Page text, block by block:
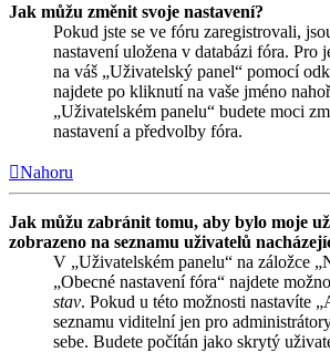
Jak můžu změnit svoje nastavení?
Pokud jste se ve fóru zaregistrovali,
nastavení uložena v databázi fóra. Pro
na váš „Uživatelský panel“ pomocí
najdete po kliknutí na vaše jméno
„Uživatelském panelu“ budete moci
nastavení a předvolby fóra.
Nahoru
Jak můžu zabránit tomu, aby bylo moje
zobrazeno na seznamu uživatelů
V „Uživatelském panelu“ na záložce
„Obecné nastavení fóra“ najdete
stav. Pokud u této možnosti nastavíte
seznamu viditelní jen pro
sebe. Budete počítán jako skrytý